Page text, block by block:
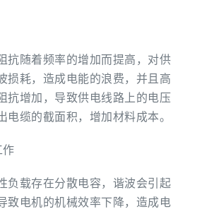
抗随着频率的增加而提高，对供
损耗，造成电能的浪费，并且高
抗增加，导致供电线路上的电压
电缆的截面积，增加材料成本。
作
负载存在分散电容，谐波会引起
致电机的机械效率下降，造成电